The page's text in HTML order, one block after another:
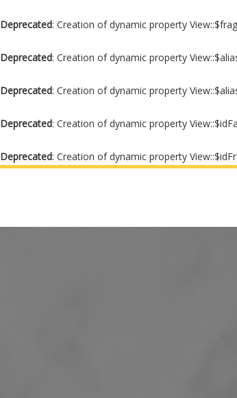
Deprecated: Creation of dynamic property
Deprecated: Creation of dynamic property
Deprecated: Creation of dynamic property
Deprecated: Creation of dynamic property
Deprecated: Creation of dynamic property